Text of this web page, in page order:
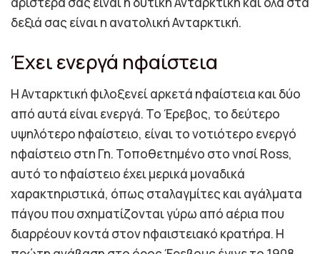
δεξιά σας είναι η ανατολική Ανταρκτική.
Έχει ενεργά ηφαίστεια
Η Ανταρκτική φιλοξενεί αρκετά ηφαίστεια και δύο
από αυτά είναι ενεργά. Το Έρεβος, το δεύτερο
υψηλότερο ηφαίστειο, είναι το νοτιότερο ενεργό
ηφαίστειο στη Γη. Τοποθετημένο στο νησί Ross,
αυτό το ηφαίστειο έχει μερικά μοναδικά
χαρακτηριστικά, όπως σταλαγμίτες και αγάλματα
πάγου που σχηματίζονται γύρω από αέρια που
διαρρέουν κοντά στον ηφαιστειακό κρατήρα. Η